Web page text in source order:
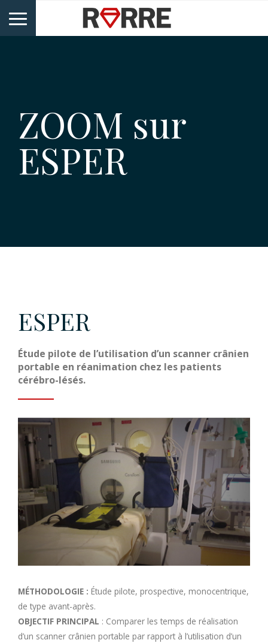
ZOOM sur
ESPER
ESPER
Étude pilote de l’utilisation d’un scanner crânien
portable en réanimation chez les patients
cérébro-lésés.
MÉTHODOLOGIE : Étude pilote, prospective, monocentrique,
de type avant-après.
OBJECTIF PRINCIPAL : Comparer les temps de réalisation
d’un scanner crânien portable par rapport à l’utilisation d’un